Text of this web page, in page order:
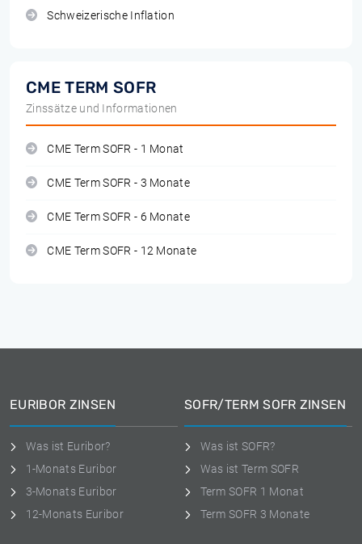
Schweizerische Inflation
CME TERM SOFR
Zinssätze und Informationen
CME Term SOFR - 1 Monat
CME Term SOFR - 3 Monate
CME Term SOFR - 6 Monate
CME Term SOFR - 12 Monate
EURIBOR ZINSEN
Was ist Euribor?
1-Monats Euribor
3-Monats Euribor
12-Monats Euribor
SOFR/TERM SOFR ZINSEN
Was ist SOFR?
Was ist Term SOFR
Term SOFR 1 Monat
Term SOFR 3 Monate